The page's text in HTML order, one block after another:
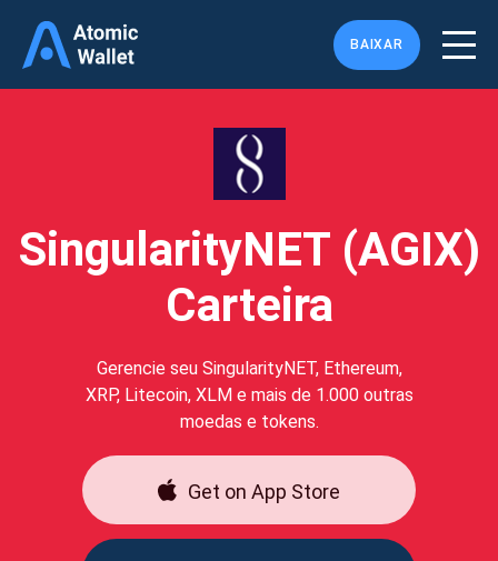
BAIXAR
SingularityNET (AGIX)
Carteira
Gerencie seu SingularityNET, Ethereum,
XRP, Litecoin, XLM e mais de 1.000 outras
moedas e tokens.
Get on App Store